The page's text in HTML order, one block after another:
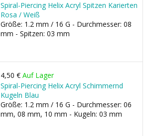
Spiral-Piercing Helix Acryl Spitzen Karierten
Rosa / Weiß
Größe: 1.2 mm / 16 G - Durchmesser: 08
mm - Spitzen: 03 mm
4,50 € Auf Lager
Spiral-Piercing Helix Acryl Schimmernd
Kugeln Blau
Größe: 1.2 mm / 16 G - Durchmesser: 06
mm, 08 mm, 10 mm - Kugeln: 03 mm